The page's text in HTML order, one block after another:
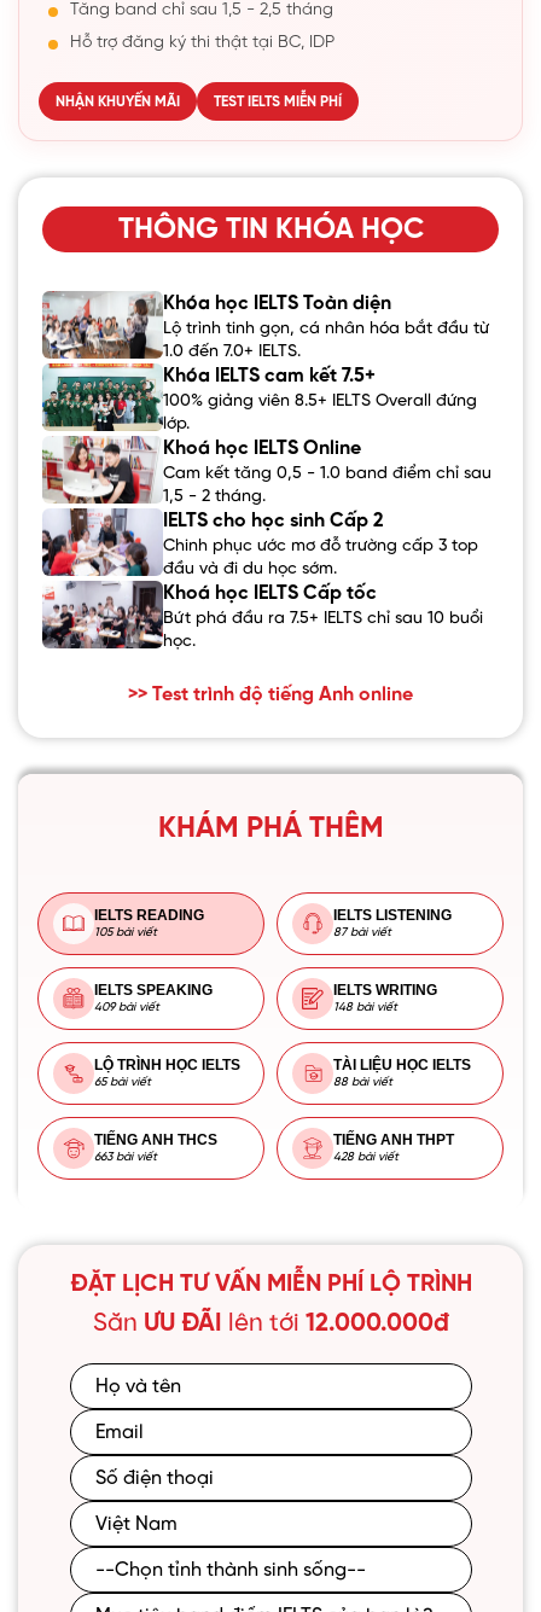
Tăng band chỉ sau 1,5 - 2,5 tháng
Hỗ trợ đăng ký thi thật tại BC, IDP
NHẬN KHUYẾN MÃI TEST IELTS MIỄN PHÍ
THÔNG TIN KHÓA HỌC
Khóa học IELTS Toàn diện
Lộ trình tinh gọn, cá nhân hóa bắt đầu từ
1.0 đến 7.0+ IELTS.
Khóa IELTS cam kết 7.5+
100% giảng viên 8.5+ IELTS Overall đứng
lớp.
Khoá học IELTS Online
Cam kết tăng 0,5 - 1.0 band điểm chỉ sau
1,5 - 2 tháng.
IELTS cho học sinh Cấp 2
Chinh phục ước mơ đỗ trường cấp 3 top
đầu và đi du học sớm.
Khoá học IELTS Cấp tốc
Bứt phá đầu ra 7.5+ IELTS chỉ sau 10 buổi
học.
>> Test trình độ tiếng Anh online
KHÁM PHÁ THÊM
IELTS READING
105 bài viết
IELTS LISTENING
87 bài viết
IELTS SPEAKING
409 bài viết
IELTS WRITING
148 bài viết
LỘ TRÌNH HỌC IELTS
65 bài viết
TÀI LIỆU HỌC IELTS
88 bài viết
TIẾNG ANH THCS
663 bài viết
TIẾNG ANH THPT
428 bài viết
ĐẶT LỊCH TƯ VẤN MIỄN PHÍ LỘ TRÌNH
Săn ƯU ĐÃI lên tới 12.000.000đ